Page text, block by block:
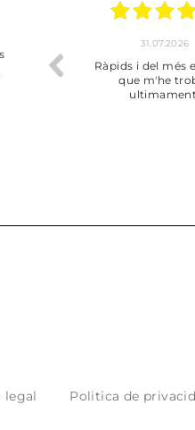
30.06.2026
Tot
legal Politica de